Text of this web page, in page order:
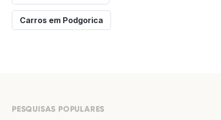
Carros em Podgorica
PESQUISAS POPULARES